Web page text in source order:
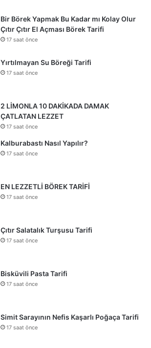
Bir Börek Yapmak Bu Kadar mı Kolay Olur
Çıtır Çıtır El Açması Börek Tarifi
17 saat önce
Yırtılmayan Su Böreği Tarifi
17 saat önce
2 LİMONLA 10 DAKİKADA DAMAK
ÇATLATAN LEZZET
17 saat önce
Kalburabastı Nasıl Yapılır?
17 saat önce
EN LEZZETLİ BÖREK TARİFİ
17 saat önce
Çıtır Salatalık Turşusu Tarifi
17 saat önce
Bisküvili Pasta Tarifi
17 saat önce
Simit Sarayının Nefis Kaşarlı Poğaça Tarifi
17 saat önce